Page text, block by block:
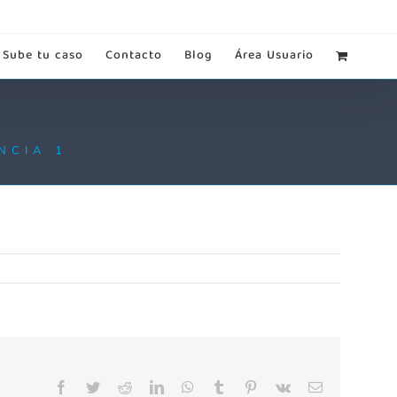
Sube tu caso Contacto Blog Área Usuario
1
Facebook
TwitterRedditLinkedInWhatsApp
Tumblr Pinterest
Vk
Correo